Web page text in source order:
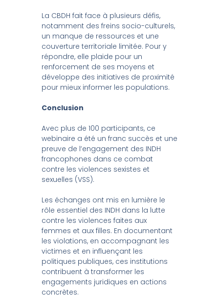
La CBDH fait face à plusieurs défis,
notamment des freins socio-culturels,
un manque de ressources et une
couverture territoriale limitée. Pour y
répondre, elle plaide pour un
renforcement de ses moyens et
développe des initiatives de proximité
pour mieux informer les populations.
Conclusion
Avec plus de 100 participants, ce
webinaire a été un franc succès et une
preuve de l’engagement des INDH
francophones dans ce combat
contre les violences sexistes et
sexuelles (VSS).
Les échanges ont mis en lumière le
rôle essentiel des INDH dans la lutte
contre les violences faites aux
femmes et aux filles. En documentant
les violations, en accompagnant les
victimes et en influençant les
politiques publiques, ces institutions
contribuent à transformer les
engagements juridiques en actions
concrètes.